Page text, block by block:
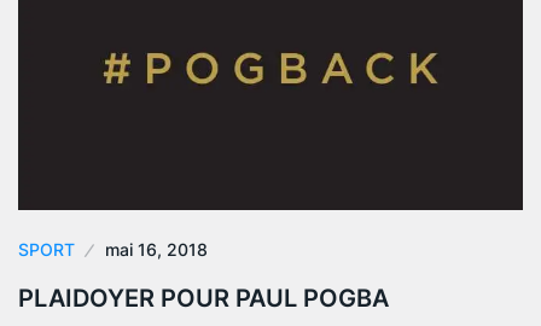
SPORT mai 16, 2018
PLAIDOYER POUR PAUL POGBA